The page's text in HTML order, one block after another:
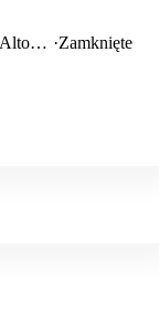
·Zamknięte